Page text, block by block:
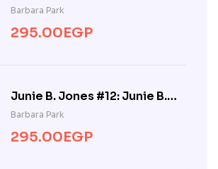
Jones Is a Party Animal
Barbara Park
295.00EGP
Junie B. Jones #12: Junie B.
Jones Smells Something
Fishy
Barbara Park
295.00EGP